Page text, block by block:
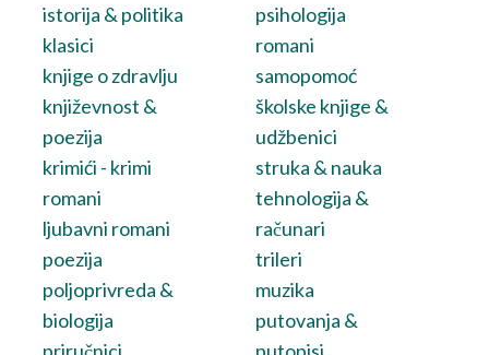
istorija & politika
klasici
knjige o zdravlju
književnost &
poezija
krimići - krimi
romani
ljubavni romani
poezija
poljoprivreda &
biologija
psihologija
romani
samopomoć
školske knjige &
udžbenici
struka & nauka
tehnologija &
računari
trileri
muzika
putovanja &